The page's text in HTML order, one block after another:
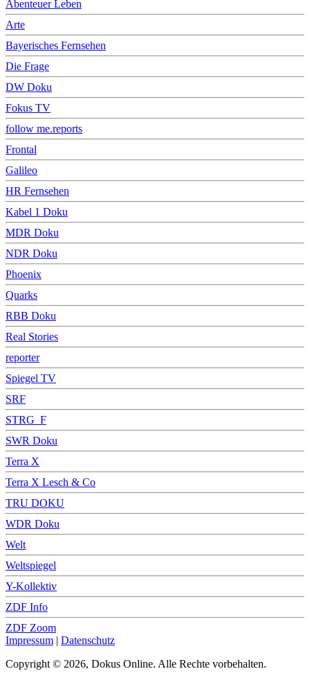
Abenteuer Leben
Arte
Bayerisches Fernsehen
Die Frage
DW Doku
Fokus TV
follow me.reports
Frontal
Galileo
HR Fernsehen
Kabel 1 Doku
MDR Doku
NDR Doku
Phoenix
Quarks
RBB Doku
Real Stories
reporter
Spiegel TV
SRF
STRG_F
SWR Doku
Terra X
Terra X Lesch & Co
TRU DOKU
WDR Doku
Welt
Weltspiegel
Y-Kollektiv
ZDF Info
ZDF Zoom
Impressum | Datenschutz
Copyright © 2026, Dokus Online. Alle Rechte vorbehalten.